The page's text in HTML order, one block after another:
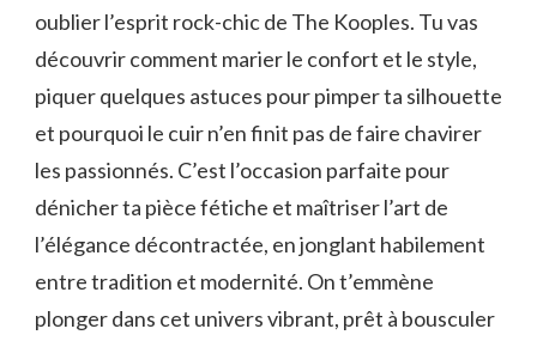
oublier l’esprit rock-chic de The Kooples. Tu vas
découvrir comment marier le confort et le style,
piquer quelques astuces pour pimper ta silhouette
et pourquoi le cuir n’en finit pas de faire chavirer
les passionnés. C’est l’occasion parfaite pour
dénicher ta pièce fétiche et maîtriser l’art de
l’élégance décontractée, en jonglant habilement
entre tradition et modernité. On t’emmène
plonger dans cet univers vibrant, prêt à bousculer